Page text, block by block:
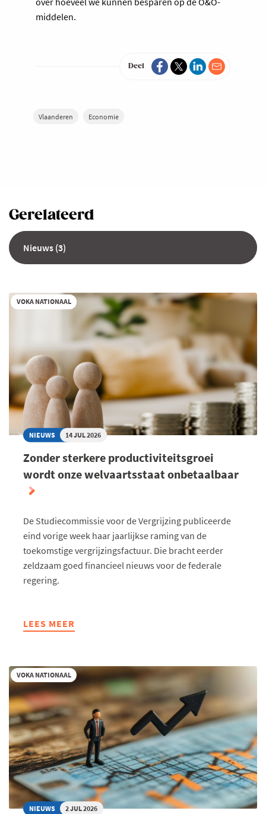
middelen.
Deel
Vlaanderen Economie
Gerelateerd
Nieuws (3)
VOKA NATIONAAL
NIEUWS 14 JUL 2026
Zonder sterkere productiviteitsgroei
wordt onze welvaartsstaat onbetaalbaar
De Studiecommissie voor de Vergrijzing publiceerde
eind vorige week haar jaarlijkse raming van de
toekomstige vergrijzingsfactuur. Die bracht eerder
zeldzaam goed financieel nieuws voor de federale
regering.
LEES MEER
ABOUT
PRODUCTIVITEITSGROEI
WORDT
ONZE
WELVAARTSSTAAT
ONBETAALBAAR
VOKA NATIONAAL
NIEUWS 2 JUL 2026